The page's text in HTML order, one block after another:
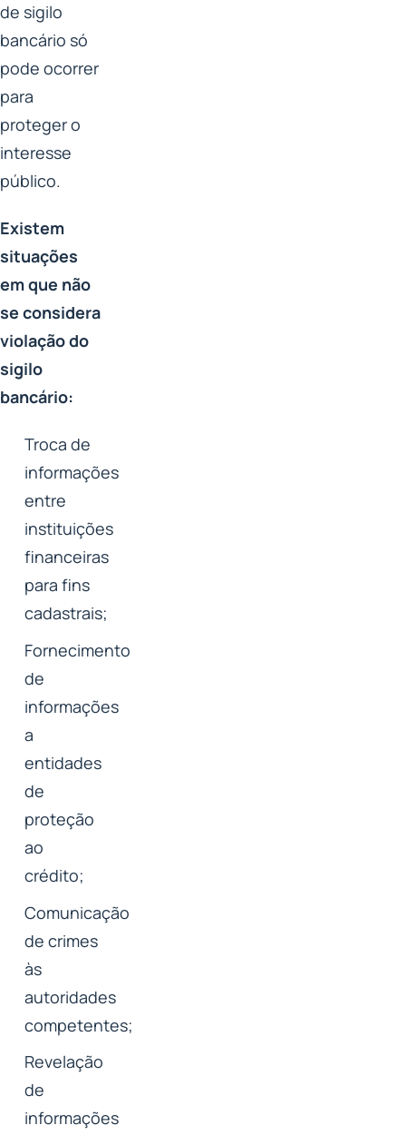
de sigilo
bancário só
pode ocorrer
para
proteger o
interesse
público.
Existem
situações
em que não
se considera
violação do
sigilo
bancário:
Troca de
informações
entre
instituições
financeiras
para fins
cadastrais;
Fornecimento
de
informações
a
entidades
de
proteção
ao
crédito;
Comunicação
de crimes
às
autoridades
competentes;
Revelação
de
informações